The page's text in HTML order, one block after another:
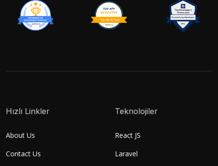
Hızlı Linkler
About Us
Contact Us
Teknolojiler
React JS
Laravel